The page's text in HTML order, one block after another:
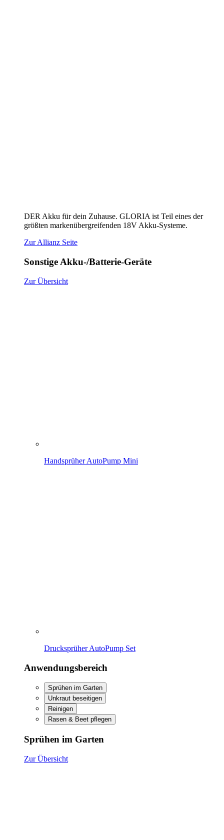
DER Akku für dein Zuhause. GLORIA ist Teil eines der
größten markenübergreifenden 18V Akku-Systeme.
Zur Allianz Seite
Sonstige Akku-/Batterie-Geräte
Zur Übersicht
Handsprüher AutoPump Mini
Drucksprüher AutoPump Set
Anwendungsbereich
Sprühen im Garten
Unkraut beseitigen
Reinigen
Rasen & Beet pflegen
Sprühen im Garten
Zur Übersicht